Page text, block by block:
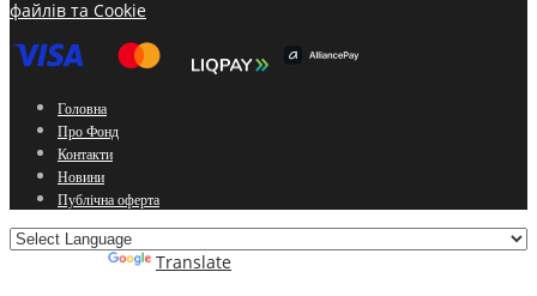
файлів та Cookie
Головна
Про Фонд
Контакти
Новини
Публічна оферта
Translate